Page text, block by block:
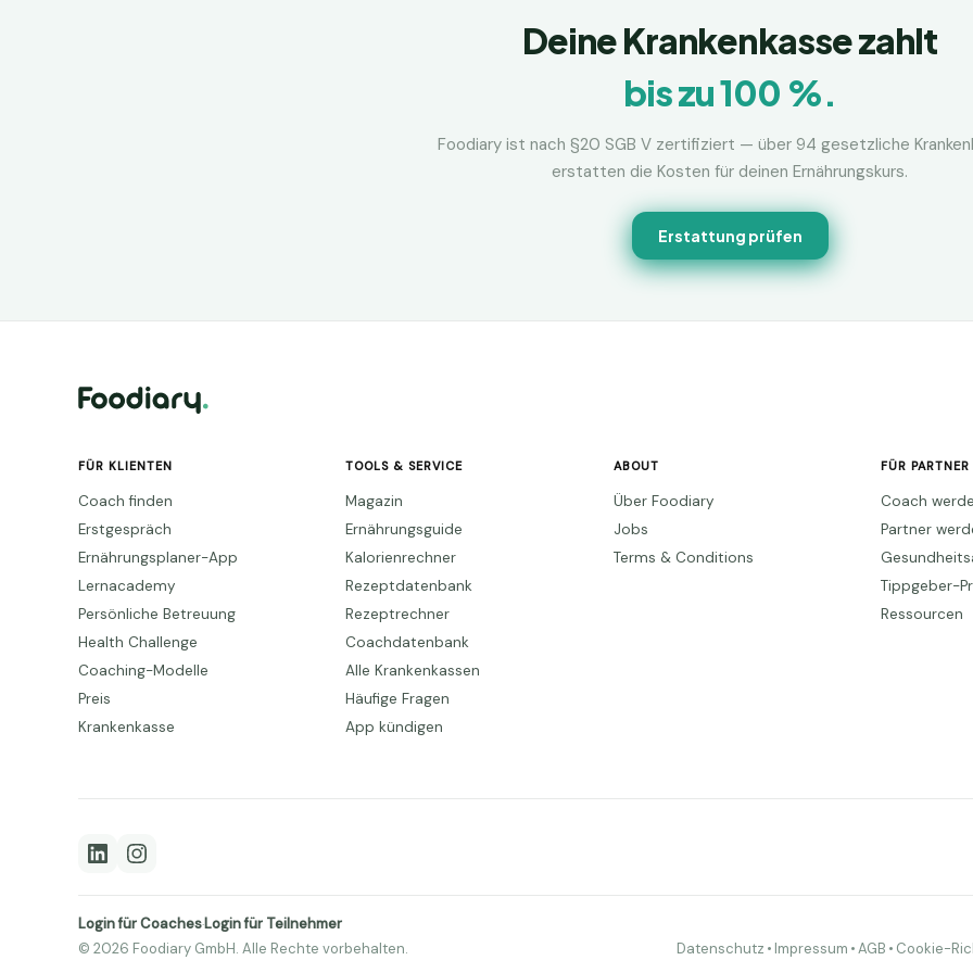
Deine Krankenkasse zahlt
bis zu 100 %.
Foodiary ist nach §20 SGB V zertifiziert — über 94 gesetzliche
erstatten die Kosten für deinen Ernährungskurs.
Erstattung prüfen
FÜR KLIENTEN
Coach finden
Erstgespräch
Ernährungsplaner-App
Lernacademy
Persönliche Betreuung
Health Challenge
Coaching-Modelle
Preis
Krankenkasse
TOOLS & SERVICE
Magazin
Ernährungsguide
Kalorienrechner
Rezeptdatenbank
Rezeptrechner
Coachdatenbank
Alle Krankenkassen
Häufige Fragen
App kündigen
ABOUT
Über Foodiary
Jobs
Terms & Conditions
FÜR PARTNER
Coach
Partner
Tippgeber-
Ressourcen
Login für Coaches·Login für Teilnehmer
© 2026 Foodiary GmbH. Alle Rechte vorbehalten.
Datenschutz • Impressum •AGB • Cookie-